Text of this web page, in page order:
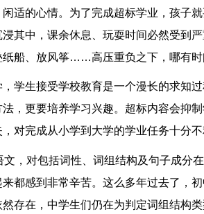
适的心情。为了完成超标学业，孩子
其中，课余休息、玩耍时间必然受到
纸船、放风筝……高压重负之下，哪
学生接受学校教育是一个漫长的求知
，更要培养学习兴趣。超标内容会抑
，对完成从小学到大学的学业任务十
，对包括词性、词组结构及句子成分
都感到非常辛苦。这么多年过去了，
存在，中学生们仍在为判定词组结构